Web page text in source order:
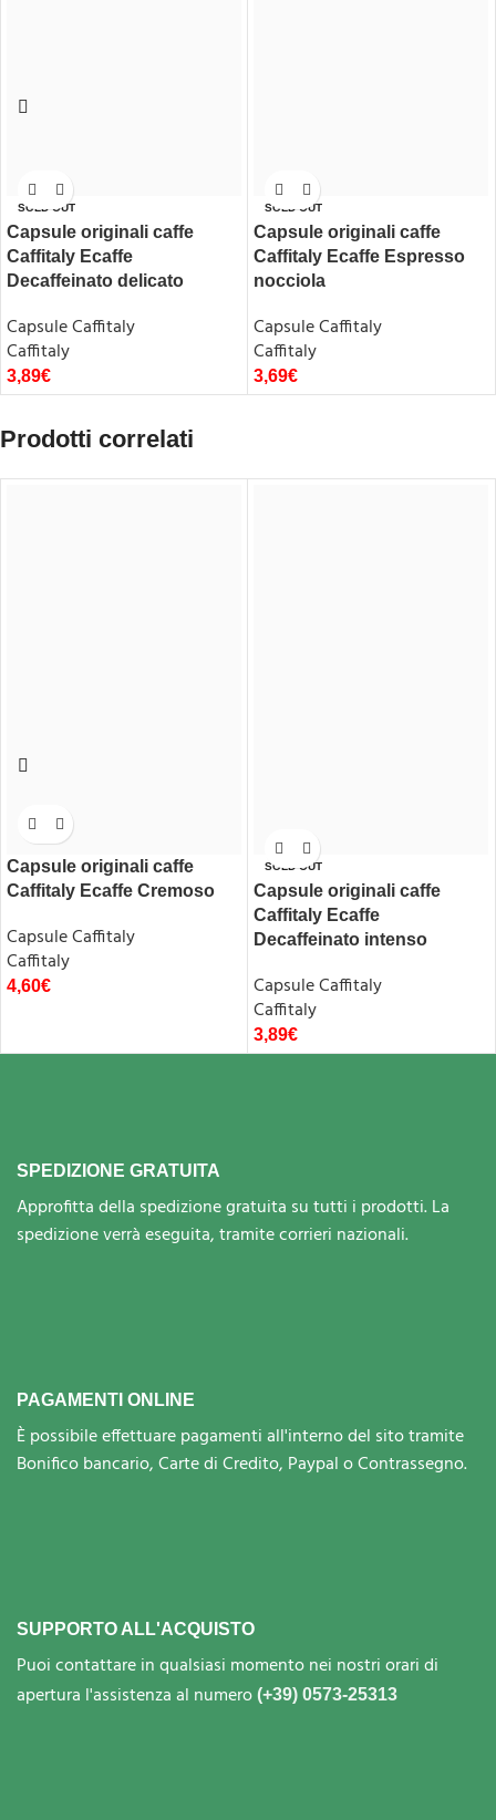
SOLD OUT
Capsule originali caffe
Caffitaly Ecaffe
Decaffeinato delicato
Capsule Caffitaly
Caffitaly
3,89€
SOLD OUT
Capsule originali caffe
Caffitaly Ecaffe Espresso
nocciola
Capsule Caffitaly
Caffitaly
3,69€
Prodotti correlati
Capsule originali caffe
Caffitaly Ecaffe Cremoso
Capsule Caffitaly
Caffitaly
4,60€
SOLD OUT
Capsule originali caffe
Caffitaly Ecaffe
Decaffeinato intenso
Capsule Caffitaly
Caffitaly
3,89€
SPEDIZIONE GRATUITA
Approfitta della spedizione gratuita su tutti i prodotti. La
spedizione verrà eseguita, tramite corrieri nazionali.
PAGAMENTI ONLINE
È possibile effettuare pagamenti all'interno del sito tramite
Bonifico bancario, Carte di Credito, Paypal o Contrassegno.
SUPPORTO ALL'ACQUISTO
Puoi contattare in qualsiasi momento nei nostri orari di
apertura l'assistenza al numero (+39) 0573-25313